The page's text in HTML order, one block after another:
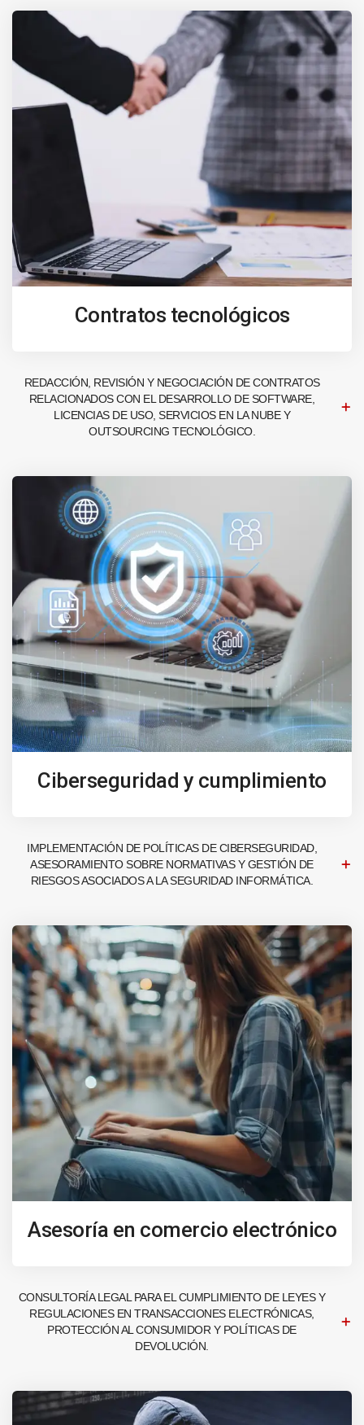
Contratos tecnológicos
REDACCIÓN, REVISIÓN Y NEGOCIACIÓN DE CONTRATOS
RELACIONADOS CON EL DESARROLLO DE SOFTWARE,
LICENCIAS DE USO, SERVICIOS EN LA NUBE Y
OUTSOURCING TECNOLÓGICO.
Ciberseguridad y cumplimiento
IMPLEMENTACIÓN DE POLÍTICAS DE CIBERSEGURIDAD,
ASESORAMIENTO SOBRE NORMATIVAS Y GESTIÓN DE
RIESGOS ASOCIADOS A LA SEGURIDAD INFORMÁTICA.
Asesoría en comercio electrónico
CONSULTORÍA LEGAL PARA EL CUMPLIMIENTO DE LEYES Y
REGULACIONES EN TRANSACCIONES ELECTRÓNICAS,
PROTECCIÓN AL CONSUMIDOR Y POLÍTICAS DE
DEVOLUCIÓN.